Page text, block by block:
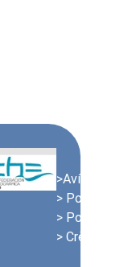
>Avís Legal
> Política de
> Política de
> Crèdits